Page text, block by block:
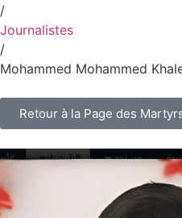
/
Journalistes
/
Mohammed Mohammed
Retour à la Page des